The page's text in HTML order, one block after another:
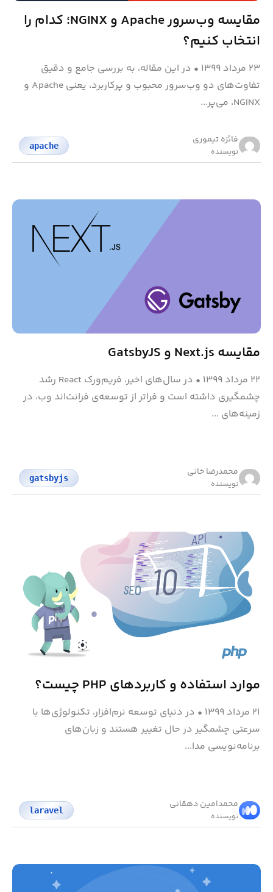
مقایسه وب‌سرور Apache و NGINX؛ کدام را
انتخاب کنیم؟
۲۳ مرداد ۱۳۹۹ • در این مقاله، به بررسی جامع و دقیق
تفاوت‌های دو وب‌سرور محبوب و پرکاربرد، یعنی Apache و
NGINX، می‌پر...
فائزه تیموری
نویسنده
apache
مقایسه Next.js و GatsbyJS
۲۲ مرداد ۱۳۹۹ •
در سال‌های اخیر، فریم‌ورک React رشد
چشمگیری داشته است و فراتر از توسعه‌ی فرانت‌اند وب، در
زمینه‌های ...
محمد‌رضا خانی
نویسنده
gatsbyjs
موارد استفاده و کاربرد‌های PHP چیست؟
۲۱ مرداد ۱۳۹۹ • در دنیای توسعه نرم‌افزار، تکنولوژی‌ها با
سرعتی چشمگیر در حال تغییر هستند و زبان‌های
برنامه‌نویسی مدا...
محمد‌امین دهقانی
نویسنده
laravel